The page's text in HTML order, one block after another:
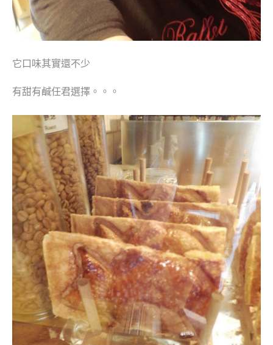
它口味其實還不少
有甜有鹹任君選擇。。。